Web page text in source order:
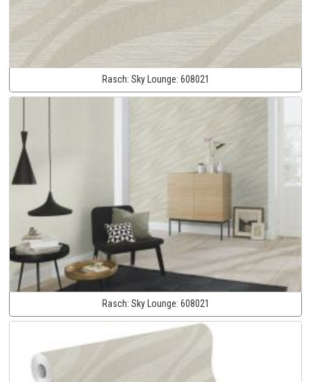
Rasch: Sky Lounge: 608021
Rasch: Sky Lounge: 608021